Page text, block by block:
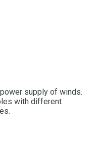
supply of winds.
with different